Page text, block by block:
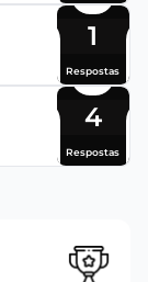
1
Respostas
4
Respostas